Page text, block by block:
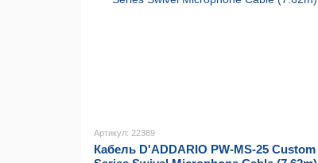
Артикул: 22389
Кабель D'ADDARIO PW-MS-25 Custom